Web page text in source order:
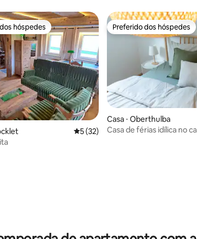
de 5, 35 avaliações
preferidos dos hóspedes
hóspedes
5 de uma avaliação média de 5, 32
5 (32)
Preferido dos hóspedes
Preferido dos hóspedes
Casa ⋅ Oberthulba
Casa de férias idílica no